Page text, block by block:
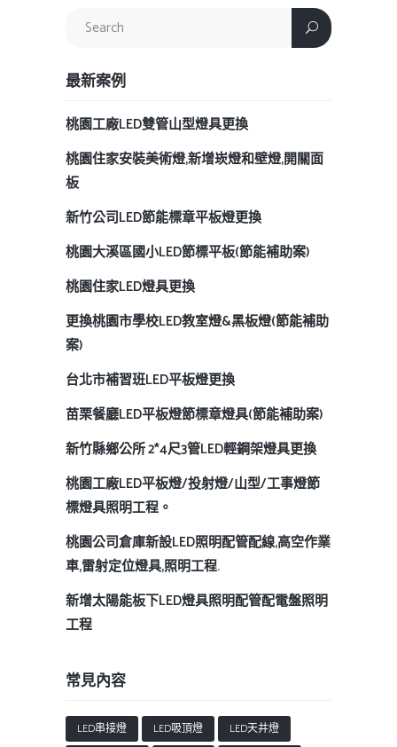
最新案例
桃園工廠LED雙管山型燈具更換
桃園住家安裝美術燈,新增崁燈和壁燈,開關面
板
新竹公司LED節能標章平板燈更換
桃園大溪區國小LED節標平板(節能補助案)
桃園住家LED燈具更換
更換桃園市學校LED教室燈&黑板燈(節能補助
案)
台北市補習班LED平板燈更換
苗栗餐廳LED平板燈節標章燈具(節能補助案)
新竹縣鄉公所 2*4尺3管LED輕鋼架燈具更換
桃園工廠LED平板燈/投射燈/山型/工事燈節
標燈具照明工程。
桃園公司倉庫新設LED照明配管配線,高空作業
車,雷射定位燈具,照明工程.
新增太陽能板下LED燈具照明配管配電盤照明
工程
常見內容
LED串接燈 LED吸頂燈
LED天井燈